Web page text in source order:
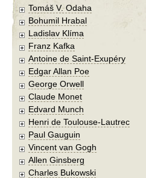
Tomáš V. Odaha
Bohumil Hrabal
Ladislav Klíma
Franz Kafka
Antoine de Saint-Exupéry
Edgar Allan Poe
George Orwell
Claude Monet
Edvard Munch
Henri de Toulouse-Lautrec
Paul Gauguin
Vincent van Gogh
Allen Ginsberg
Charles Bukowski